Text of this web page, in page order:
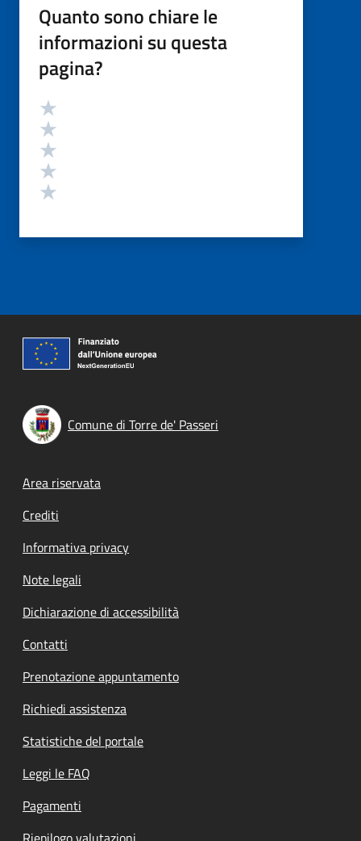
Quanto sono chiare le
informazioni su questa
pagina?
Valutazione
Comune di Torre de' Passeri
Footer menu
Area riservata
Crediti
Informativa privacy
Note legali
Dichiarazione di accessibilità
Contatti
Prenotazione appuntamento
Richiedi assistenza
Statistiche del portale
Leggi le FAQ
Pagamenti